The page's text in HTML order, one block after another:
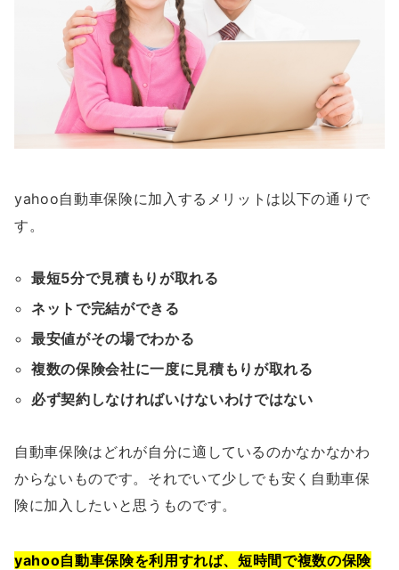
yahoo自動車保険に加入するメリットは以下の通りで
す。
最短5分で見積もりが取れる
ネットで完結ができる
最安値がその場でわかる
複数の保険会社に一度に見積もりが取れる
必ず契約しなければいけないわけではない
自動車保険はどれが自分に適しているのかなかなかわ
からないものです。それでいて少しでも安く自動車保
険に加入したいと思うものです。
yahoo自動車保険を利用すれば、短時間で複数の保険